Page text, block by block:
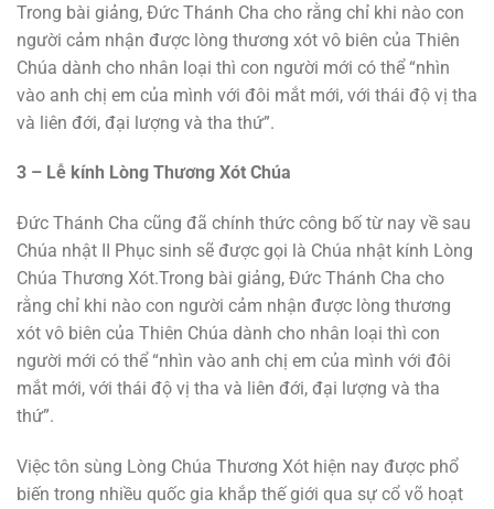
Trong bài giảng, Ðức Thánh Cha cho rằng chỉ khi nào con
người cảm nhận được lòng thương xót vô biên của Thiên
Chúa dành cho nhân loại thì con người mới có thể “nhìn
vào anh chị em của mình với đôi mắt mới, với thái độ vị tha
và liên đới, đại lượng và tha thứ”.
3 – Lễ kính Lòng Thương Xót Chúa
Ðức Thánh Cha cũng đã chính thức công bố từ nay về sau
Chúa nhật II Phục sinh sẽ được gọi là Chúa nhật kính Lòng
Chúa Thương Xót.Trong bài giảng, Ðức Thánh Cha cho
rằng chỉ khi nào con người cảm nhận được lòng thương
xót vô biên của Thiên Chúa dành cho nhân loại thì con
người mới có thể “nhìn vào anh chị em của mình với đôi
mắt mới, với thái độ vị tha và liên đới, đại lượng và tha
thứ”.
Việc tôn sùng Lòng Chúa Thương Xót hiện nay được phổ
biến trong nhiều quốc gia khắp thế giới qua sự cổ võ hoạt